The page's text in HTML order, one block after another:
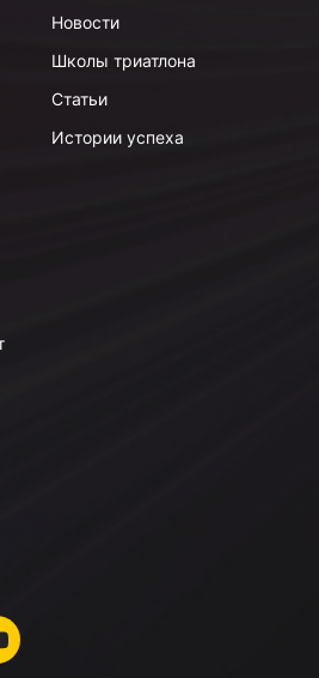
Новости
Школы триатлона
Статьи
Истории успеха